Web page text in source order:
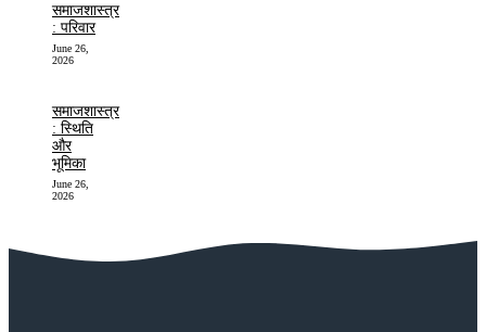
समाजशास्त्र
: परिवार
June 26,
2026
समाजशास्त्र
: स्थिति
और
भूमिका
June 26,
2026